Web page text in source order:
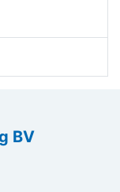
BV